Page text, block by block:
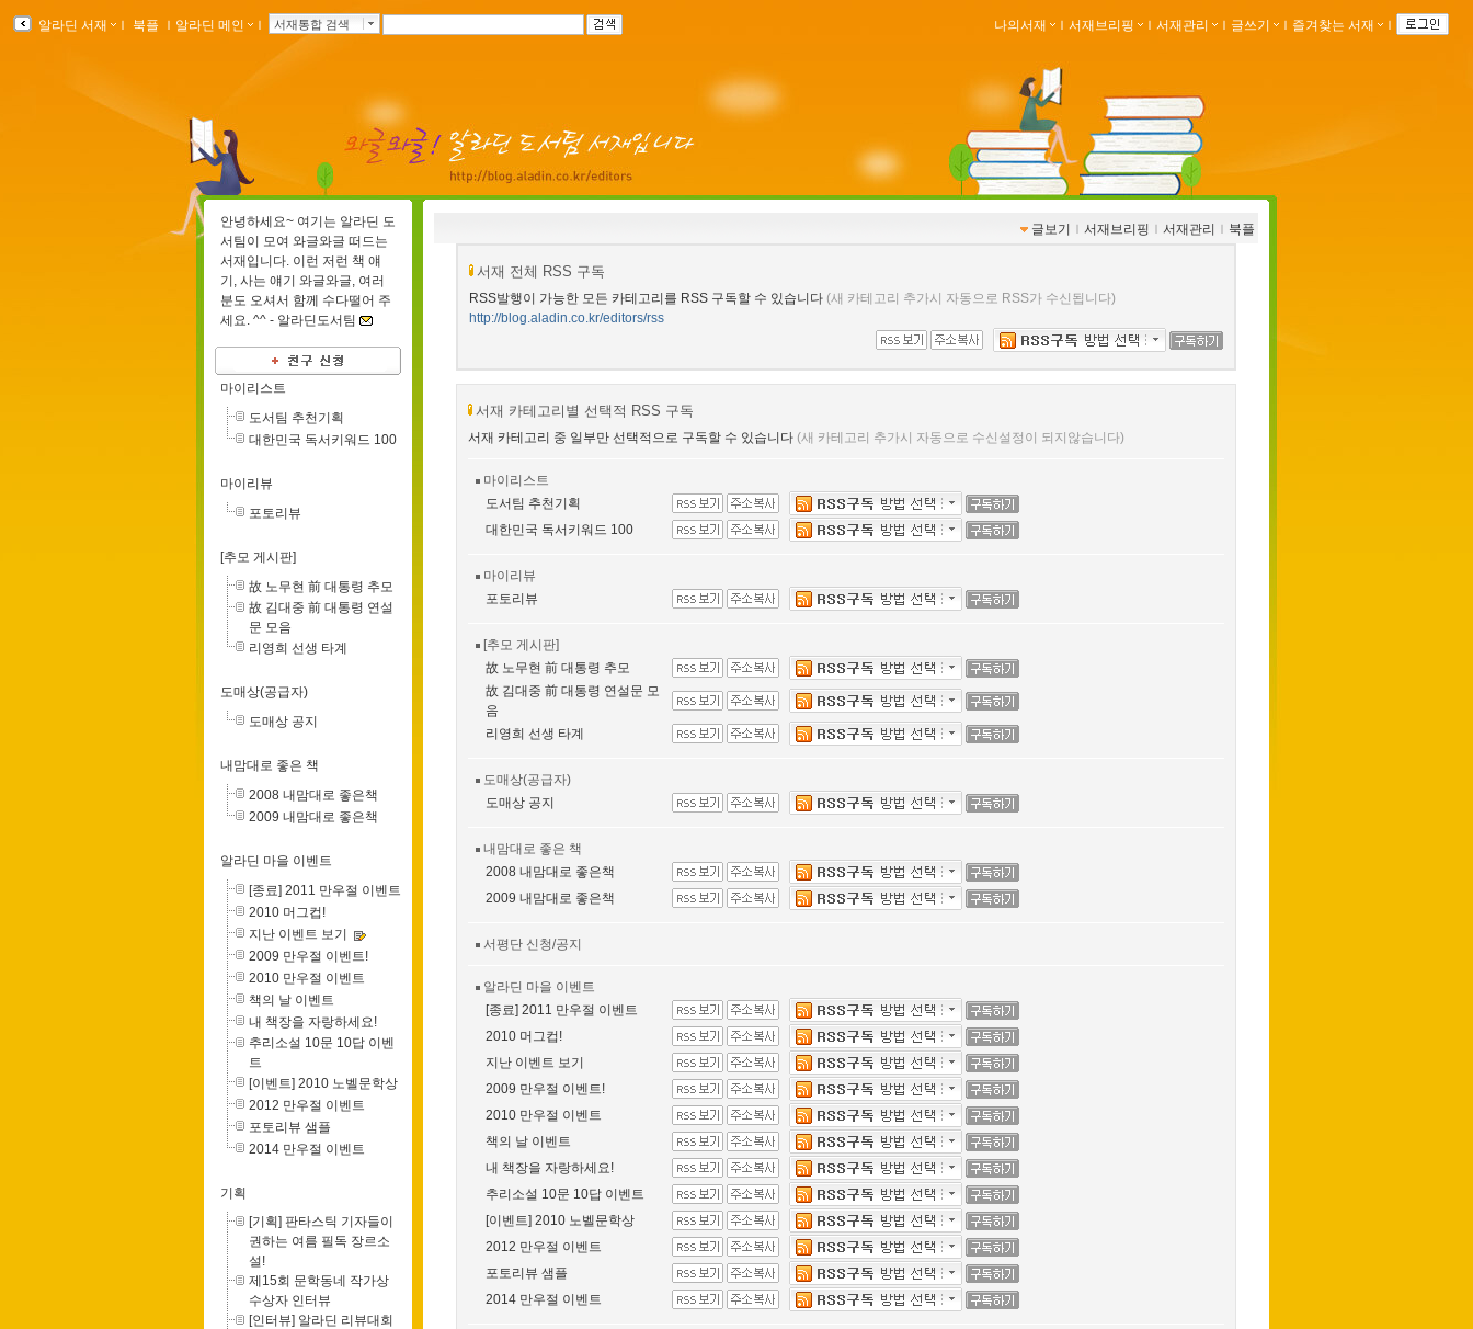
알라딘 서재 ｌ 북플 ｌ 알라딘 메인 ｌ 서재통합 검색 나의서재 ｌ 서재브리핑 ｌ 서재관리 ｌ 글쓰기 ｌ 즐겨찾는 서재 ｌ
글보기 ｌ 서재브리핑 ｌ 서재관리 ｌ 북플
서재 전체 RSS 구독
RSS발행이 가능한 모든 카테고리를 RSS 구독할 수 있습니다 (새 카테고리 추가시 자동으로 RSS가 수신됩니다)
http://blog.aladin.co.kr/editors/rss
서재 카테고리별 선택적 RSS 구독
서재 카테고리 중 일부만 선택적으로 구독할 수 있습니다 (새 카테고리 추가시 자동으로 수신설정이 되지않습니다)
마이리스트
도서팀 추천기획
대한민국 독서키워드 100
마이리뷰
포토리뷰
[추모 게시판]
故 노무현 前 대통령 추모
故 김대중 前 대통령 연설문 모
음
리영희 선생 타계
도매상(공급자)
도매상 공지
내맘대로 좋은 책
2008 내맘대로 좋은책
2009 내맘대로 좋은책
서평단 신청/공지
알라딘 마을 이벤트
[종료] 2011 만우절 이벤트
2010 머그컵!
지난 이벤트 보기
2009 만우절 이벤트!
2010 만우절 이벤트
책의 날 이벤트
내 책장을 자랑하세요!
추리소설 10문 10답 이벤트
[이벤트] 2010 노벨문학상
2012 만우절 이벤트
포토리뷰 샘플
2014 만우절 이벤트
안녕하세요~ 여기는 알라딘 도
서팀이 모여 와글와글 떠드는
서재입니다. 이런 저런 책 얘
기, 사는 얘기 와글와글, 여러
분도 오셔서 함께 수다떨어 주
세요. ^^ - 알라딘도서팀
마이리스트
도서팀 추천기획
대한민국 독서키워드 100
마이리뷰
포토리뷰
[추모 게시판]
故 노무현 前 대통령 추모
故 김대중 前 대통령 연설
문 모음
리영희 선생 타계
도매상(공급자)
도매상 공지
내맘대로 좋은 책
2008 내맘대로 좋은책
2009 내맘대로 좋은책
알라딘 마을 이벤트
[종료] 2011 만우절 이벤트
2010 머그컵!
지난 이벤트 보기
2009 만우절 이벤트!
2010 만우절 이벤트
책의 날 이벤트
내 책장을 자랑하세요!
추리소설 10문 10답 이벤
트
[이벤트] 2010 노벨문학상
2012 만우절 이벤트
포토리뷰 샘플
2014 만우절 이벤트
기획
[기획] 판타스틱 기자들이
권하는 여름 필독 장르소
설!
제15회 문학동네 작가상
수상자 인터뷰
[인터뷰] 알라딘 리뷰대회